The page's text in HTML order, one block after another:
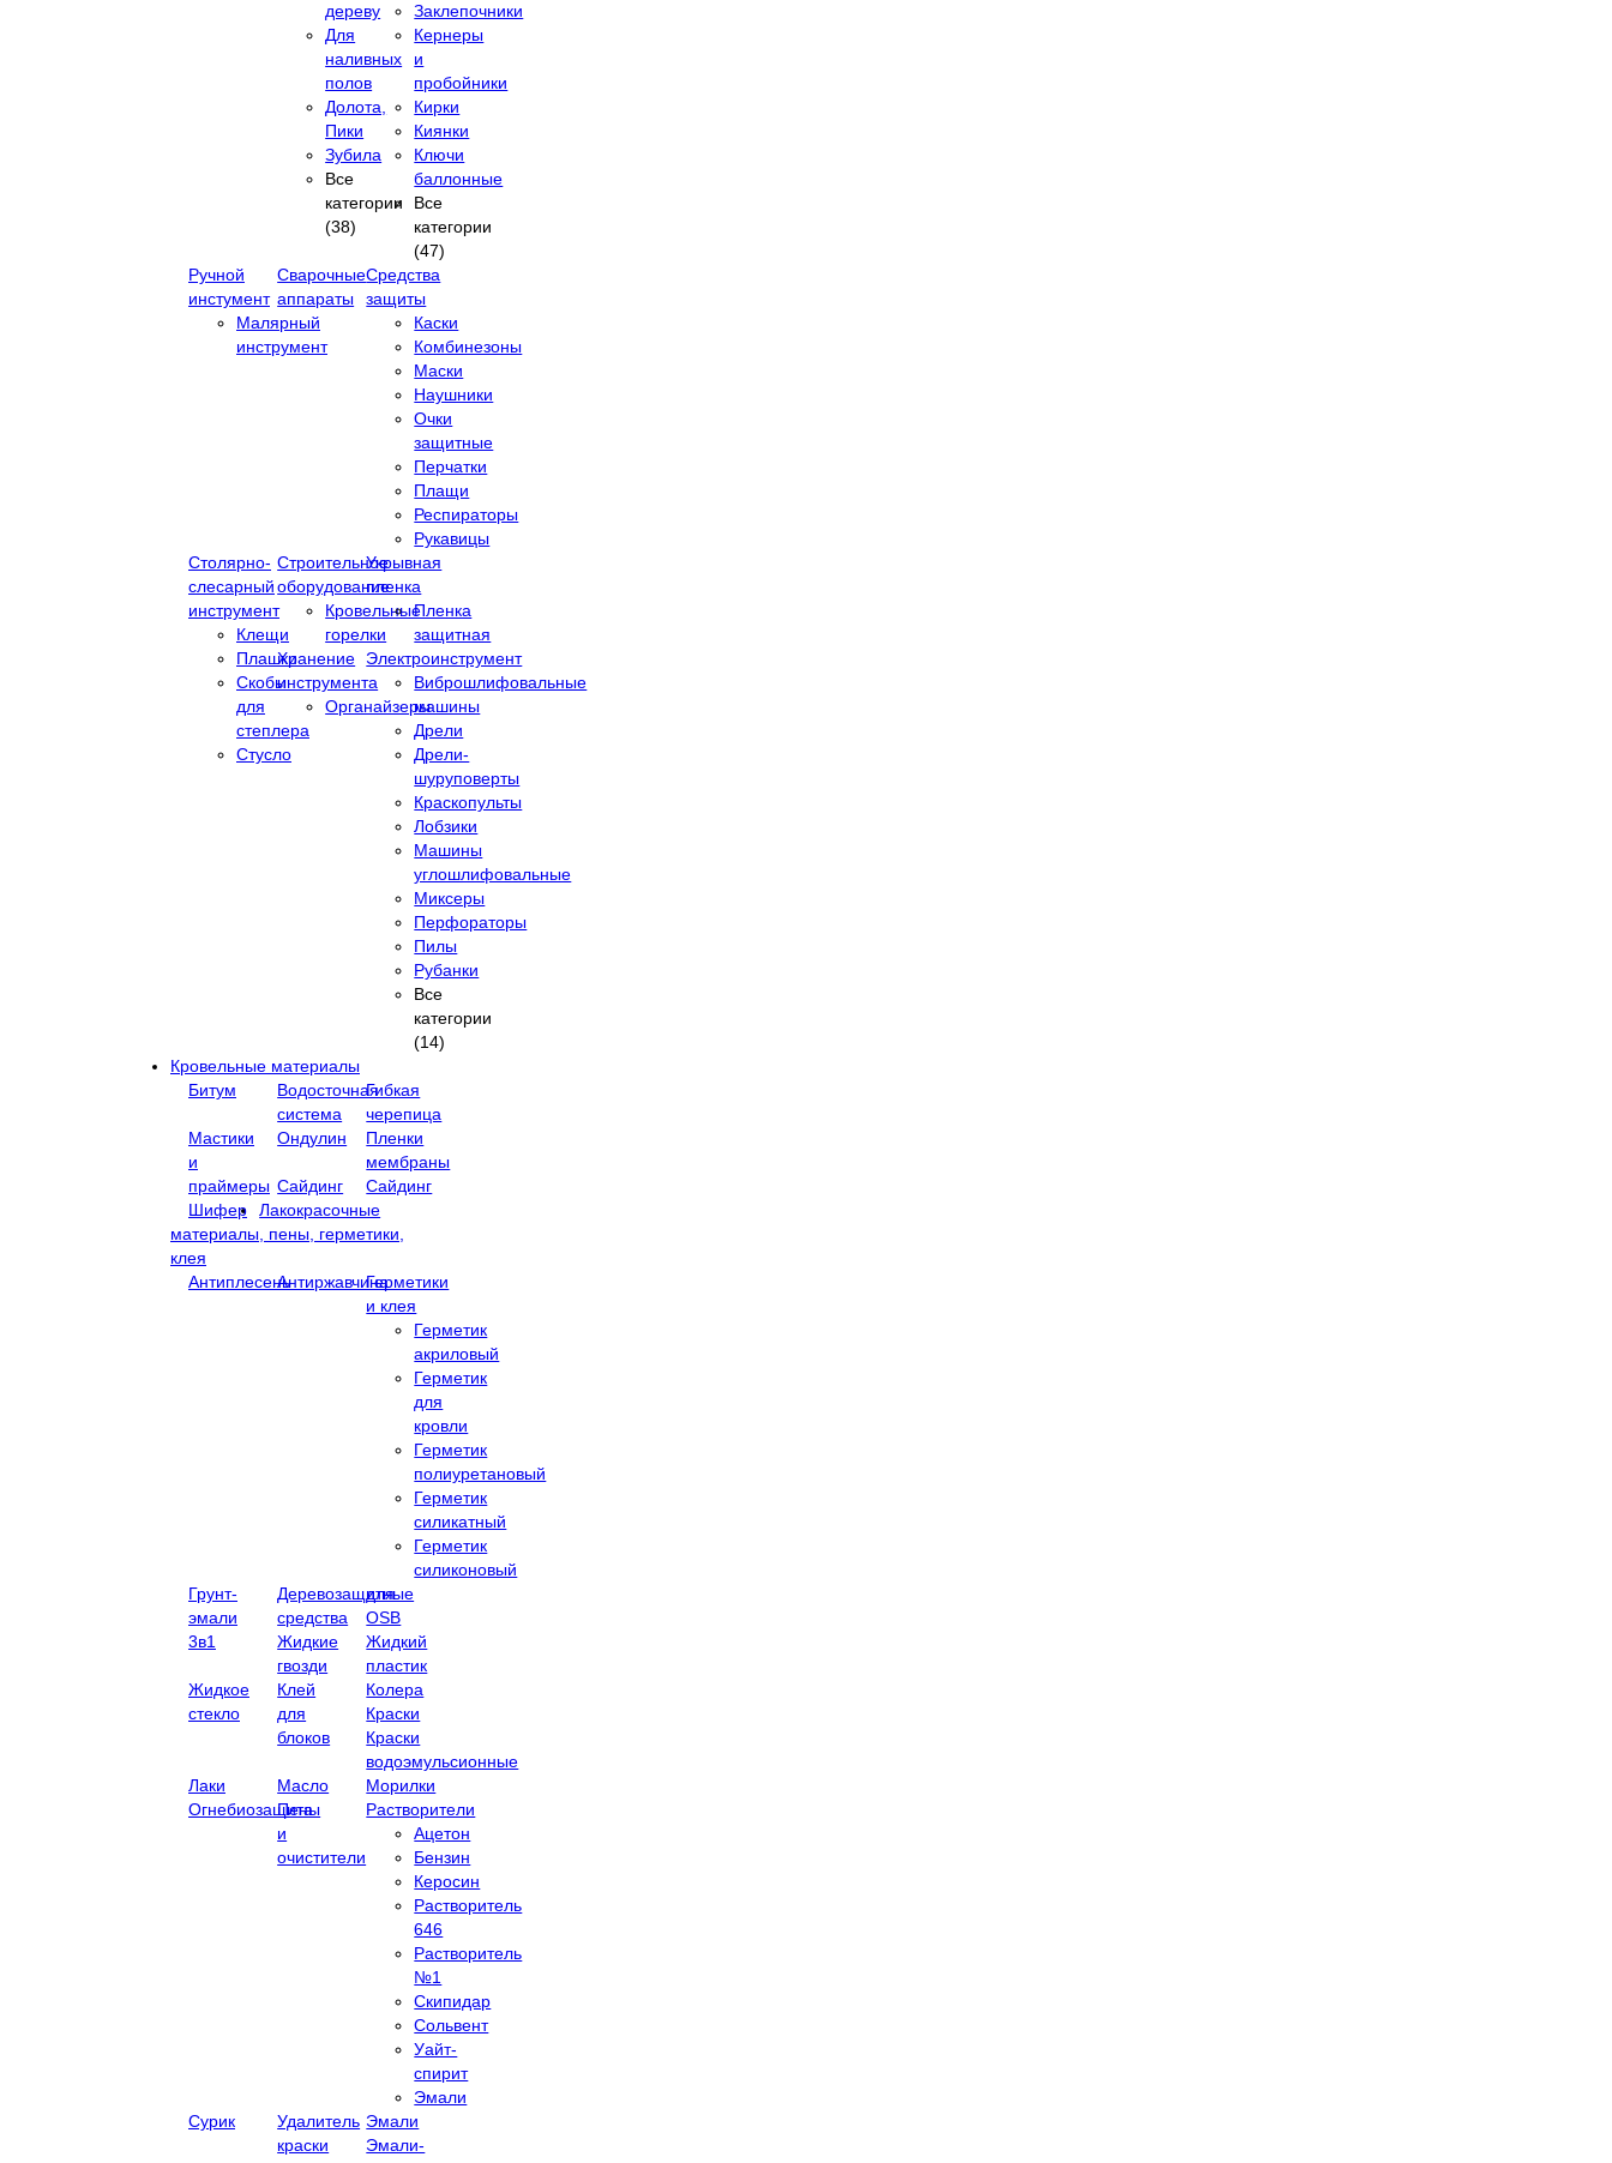
дереву
Для
наливных
полов
Долота,
Пики
Зубила
Все
категории
(38)
Заклепочники
Кернеры
и
пробойники
Кирки
Киянки
Ключи
баллонные
Все
категории
(47)
Ручной
инстумент
Малярный
инструмент
Сварочные
аппараты
Средства
защиты
Каски
Комбинезоны
Маски
Наушники
Очки
защитные
Перчатки
Плащи
Респираторы
Рукавицы
Столярно-
слесарный
инструмент
Клещи
Плашки
Скобы
для
степлера
Стусло
Строительное
оборудование
Кровельные
горелки
Укрывная
пленка
Пленка
защитная
Хранение
инструмента
Органайзеры
Электроинструмент
Виброшлифовальные
машины
Дрели
Дрели-
шуруповерты
Краскопульты
Лобзики
Машины
углошлифовальные
Миксеры
Перфораторы
Пилы
Рубанки
Все
категории
(14)
Кровельные материалы
Битум
Водосточная
система
Гибкая
черепица
Мастики
и
праймеры
Ондулин
Пленки
мембраны
Сайдинг
Сайдинг
Шифер
Лакокрасочные
материалы, пены, герметики,
клея
АнтиплесеньАнтиржавчинаГерметики
и клея
Герметик
акриловый
Герметик
для
кровли
Герметик
полиуретановый
Герметик
силикатный
Герметик
силиконовый
Грунт-
эмали
3в1
Деревозащитные
средства
для
OSB
Жидкие
гвозди
Жидкий
пластик
Жидкое
стекло
Клей
для
блоков
Колера
Краски
Краски
водоэмульсионные
Лаки
Масло
Морилки
Огнебиозащита
Пены
и
очистители
Растворители
Ацетон
Бензин
Керосин
Растворитель
646
Растворитель
№1
Скипидар
Сольвент
Уайт-
спирит
Эмали
Сурик
Удалитель
краски
Эмали
Эмали-